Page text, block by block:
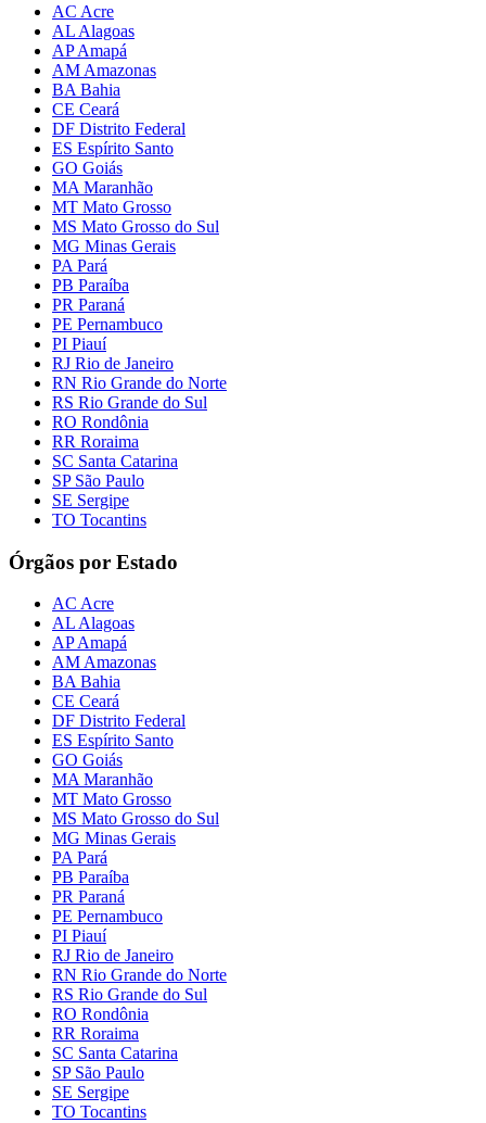
AC Acre
AL Alagoas
AP Amapá
AM Amazonas
BA Bahia
CE Ceará
DF Distrito Federal
ES Espírito Santo
GO Goiás
MA Maranhão
MT Mato Grosso
MS Mato Grosso do Sul
MG Minas Gerais
PA Pará
PB Paraíba
PR Paraná
PE Pernambuco
PI Piauí
RJ Rio de Janeiro
RN Rio Grande do Norte
RS Rio Grande do Sul
RO Rondônia
RR Roraima
SC Santa Catarina
SP São Paulo
SE Sergipe
TO Tocantins
Órgãos por Estado
AC Acre
AL Alagoas
AP Amapá
AM Amazonas
BA Bahia
CE Ceará
DF Distrito Federal
ES Espírito Santo
GO Goiás
MA Maranhão
MT Mato Grosso
MS Mato Grosso do Sul
MG Minas Gerais
PA Pará
PB Paraíba
PR Paraná
PE Pernambuco
PI Piauí
RJ Rio de Janeiro
RN Rio Grande do Norte
RS Rio Grande do Sul
RO Rondônia
RR Roraima
SC Santa Catarina
SP São Paulo
SE Sergipe
TO Tocantins